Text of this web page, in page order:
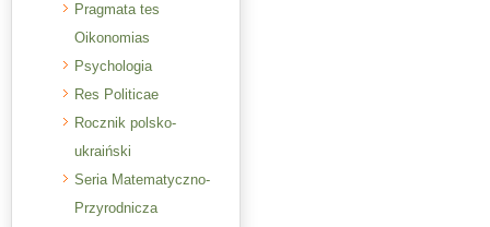
Pragmata tes
Oikonomias
Psychologia
Res Politicae
Rocznik polsko-
ukraiński
Seria Matematyczno-
Przyrodnicza